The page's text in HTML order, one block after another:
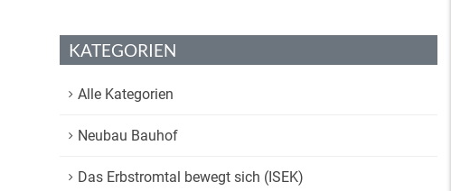
KATEGORIEN
Alle Kategorien
Neubau Bauhof
Das Erbstromtal bewegt sich (ISEK)